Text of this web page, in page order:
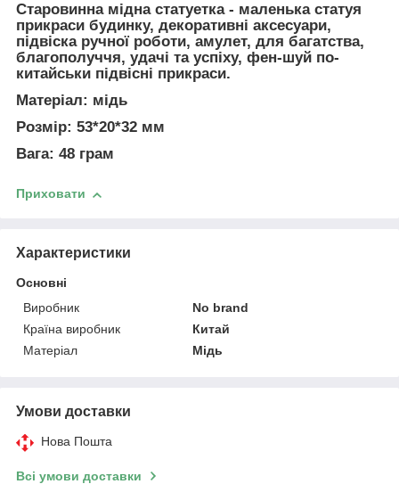
Старовинна мідна статуетка- маленька статуя
прикраси будинку, декоративні аксесуари,
підвіска ручної роботи, амулет, для багатства,
благополуччя, удачі та успіху, фен-шуй по-
китайськи підвісні прикраси.
Матеріал: мідь
Розмір: 53*20*32 мм
Вага: 48 грам
Приховати
Характеристики
Основні
Виробник
No brand
Країна виробник
Китай
Матеріал
Мідь
Умови доставки
Нова Пошта
Всі умови доставки